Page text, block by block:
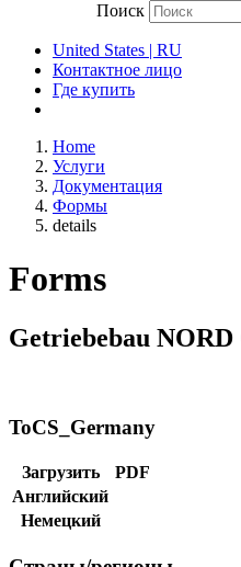
Поиск
United States | RU
Контактное лицо
Где купить
Home
Услуги
Документация
Формы
details
Forms
Getriebebau
ToCS_Germany
Загрузить
PDF
Английский
Немецкий